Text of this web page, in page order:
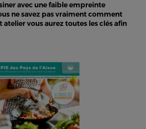
avec une faible empreinte
ne savez pas vraiment comment
atelier vous aurez toutes les clés afin